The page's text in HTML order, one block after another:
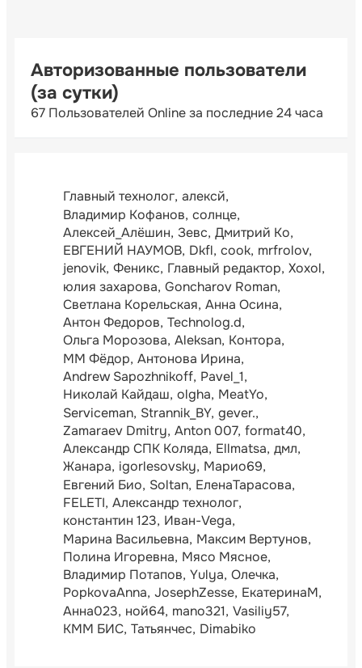
Авторизованные пользователи
(за сутки)
67 Пользователей Online за последние 24 часа
Главный технолог алексй
Владимир Кофанов солнце
Алексей_Алёшин Зевс Дмитрий Ко
ЕВГЕНИЙ НАУМОВ Dkfl cook mrfrolov
jenovik Феникс Главный редактор Xoxol
юлия захарова Goncharov Roman
Светлана Корельская Анна Осина
Антон Федоров Technolog.d
Ольга Морозова Aleksan Контора
ММ Фёдор Антонова Ирина
Andrew Sapozhnikoff Pavel_1
Николай Кайдаш olgha MeatYo
Serviceman Strannik_BY gever.
Zamaraev Dmitry Anton 007 format40
Александр СПК Коляда Ellmatsa дмл
Жанара igorlesovsky Марио69
Евгений Био Soltan ЕленаТарасова
FELETI Александр технолог
константин 123 Иван-Vega
Марина Васильевна Максим Вертунов
Полина Игоревна Мясо Мясное
Владимир Потапов Yulya Олечка
PopkovaAnna JosephZesse ЕкатеринаМ
Анна023 ной64 mano321 Vasiliy57
КММ БИС Татьянчес Dimabiko